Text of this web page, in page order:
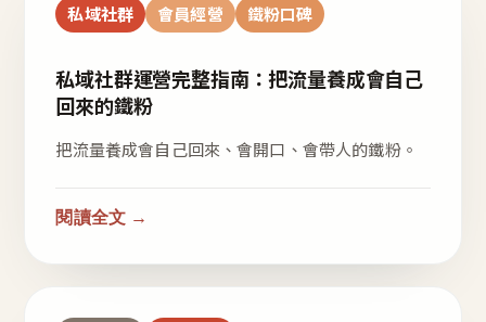
私域社群 會員經營 鐵粉口碑
私域社群運營完整指南：把流量養成會自己
回來的鐵粉
把流量養成會自己回來、會開口、會帶人的鐵粉。
閱讀全文 →